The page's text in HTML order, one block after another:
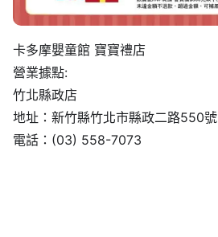
卡多摩嬰童館 寶寶禮店
營業據點:
竹北縣政店
地址：新竹縣竹北市縣政二路550號
電話：(03) 558-7073